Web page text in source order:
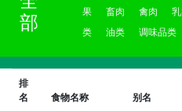
部
果
畜肉 禽肉
类
油类 调味品类
排
名
食物名称 别名